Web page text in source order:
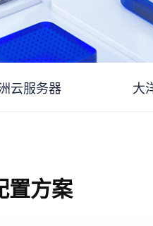
云服务器 大
置方案